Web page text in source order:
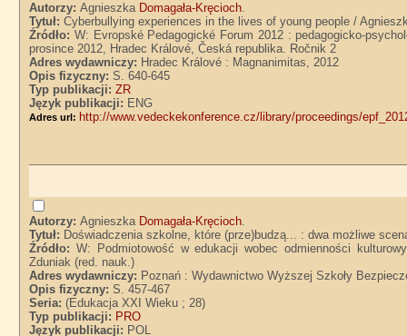
Autorzy:Agnieszka Domagała-Kręcioch.
Tytuł:Cyberbullying experiences in the lives of young people /
Źródło:W: Evropské Pedagogické Forum 2012 : pedagogicko-
prosince 2012, Hradec Králové, Česká republika. Ročnik 2
Adres wydawniczy: Hradec Králové : Magnanimitas, 2012
Opis fizyczny:S. 640-645
Typ publikacji:ZR
Język publikacji: ENG
Adres url: http://www.vedeckekonference.cz/library/proceedings/
Autorzy:Agnieszka Domagała-Kręcioch.
Tytuł: Doświadczenia szkolne, które (prze)budzą... : dwa możliwe
Źródło:W: Podmiotowość w edukacji wobec odmienności
Zduniak (red. nauk.)
Adres wydawniczy: Poznań : Wydawnictwo Wyższej Szkoły
Opis fizyczny:S. 457-467
Seria:(Edukacja XXI Wieku ; 28)
Typ publikacji: PRO
Język publikacji: POL